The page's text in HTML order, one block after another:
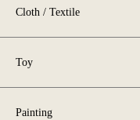
Cloth / Textile
Toy
Painting